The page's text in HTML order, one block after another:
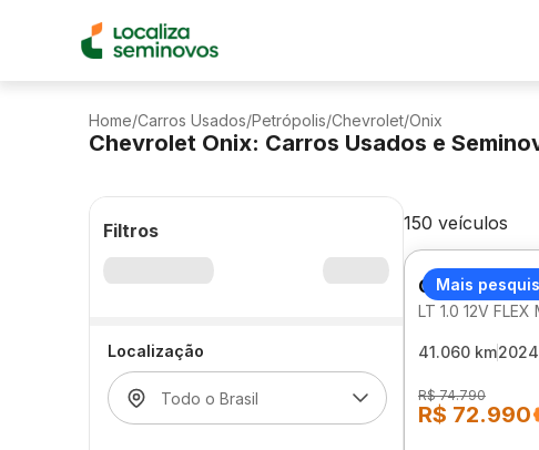
Home/Carros Usados/Petrópolis/Chevrolet/Onix
Chevrolet Onix: Carros Usados e
Filtros
Localização
150 veículos
Mais
CHEVROLET
LT 1.0 12V FLEX
41.060 km
R$ 74.790
R$ 72.990